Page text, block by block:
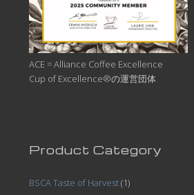
ACE = Alliance Coffee Excellence
Cup of Excellence®の運営団体
Product Category
BSCA Taste of Harvest(1)